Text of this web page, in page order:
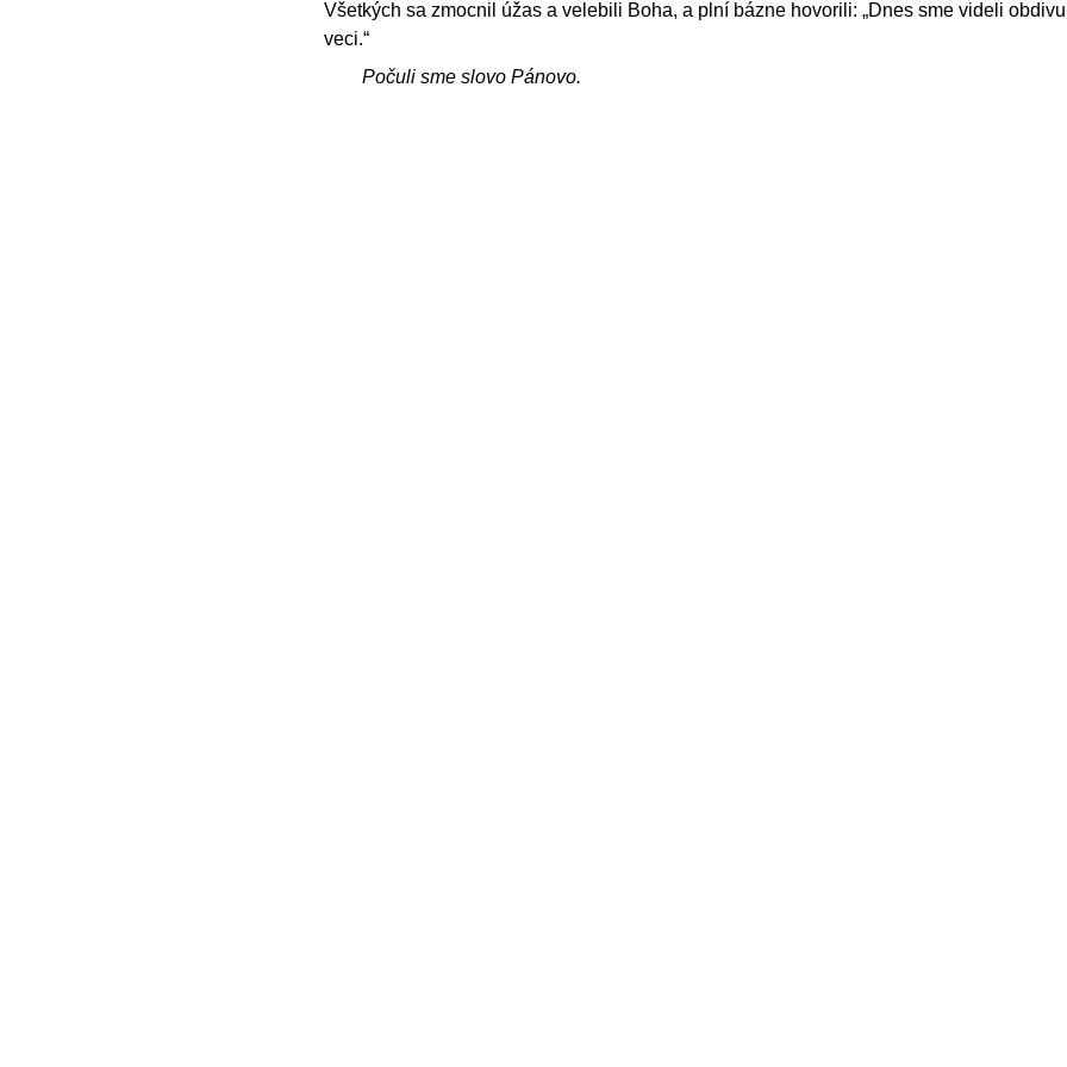
Všetkých sa zmocnil úžas a velebili Boha, a plní bázne hovorili: „Dnes sme videli
veci.“
Počuli sme slovo Pánovo.